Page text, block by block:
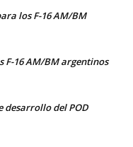
los F-16 AM/BM
F-16 AM/BM argentinos
desarrollo del POD